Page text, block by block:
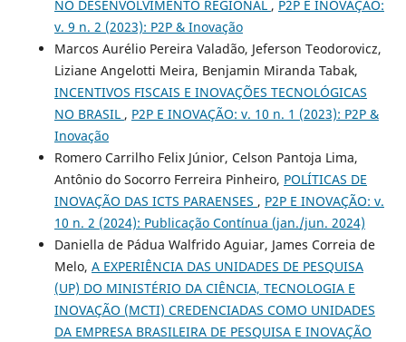
NO DESENVOLVIMENTO REGIONAL , P2P E INOVAÇÃO:
v. 9 n. 2 (2023): P2P & Inovação
Marcos Aurélio Pereira Valadão, Jeferson Teodorovicz,
Liziane Angelotti Meira, Benjamin Miranda Tabak,
INCENTIVOS FISCAIS E INOVAÇÕES TECNOLÓGICAS
NO BRASIL , P2P E INOVAÇÃO: v. 10 n. 1 (2023): P2P &
Inovação
Romero Carrilho Felix Júnior, Celson Pantoja Lima,
Antônio do Socorro Ferreira Pinheiro, POLÍTICAS DE
INOVAÇÃO DAS ICTS PARAENSES , P2P E INOVAÇÃO: v.
10 n. 2 (2024): Publicação Contínua (jan./jun. 2024)
Daniella de Pádua Walfrido Aguiar, James Correia de
Melo, A EXPERIÊNCIA DAS UNIDADES DE PESQUISA
(UP) DO MINISTÉRIO DA CIÊNCIA, TECNOLOGIA E
INOVAÇÃO (MCTI) CREDENCIADAS COMO UNIDADES
DA EMPRESA BRASILEIRA DE PESQUISA E INOVAÇÃO